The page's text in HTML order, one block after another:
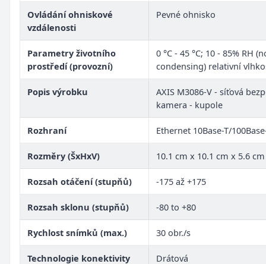
Ovládání ohniskové
vzdálenosti
Pevné ohnisko
Parametry životního
prostředí (provozní)
0 °C - 45 °C; 10 - 85% RH
condensing) relativní
Popis výrobku
AXIS M3086-V - síťová
kamera - kupole
Rozhraní Ethernet 10Base-T/
Rozměry (ŠxHxV) 10.1 cm x 10.1 cm x 5.6 cm
Rozsah otáčení (stupňů) -175 až +175
Rozsah sklonu (stupňů) -80 to +80
Rychlost snímků (max.) 30 obr./s
Technologie konektivity Drátová